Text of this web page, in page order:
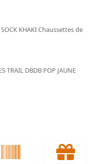
SOCK KHAKI Chaussettes de
TRAIL DBDB POP JAUNE